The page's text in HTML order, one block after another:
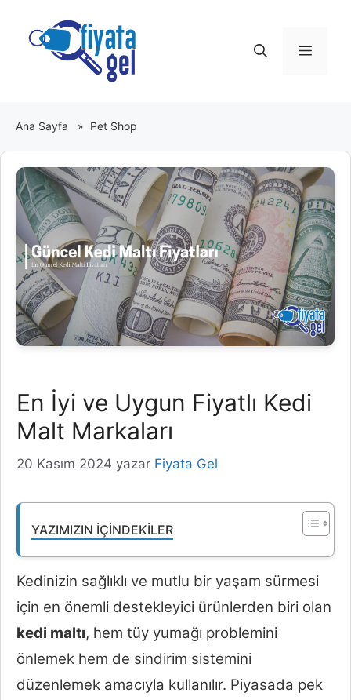
Menü
Ana Sayfa » Pet Shop
En İyi ve Uygun Fiyatlı Kedi
Malt Markaları
20 Kasım 2024 yazar Fiyata Gel
YAZIMIZIN İÇINDEKILER
Kedinizin sağlıklı ve mutlu bir yaşam sürmesi
için en önemli destekleyici ürünlerden biri olan
kedi maltı, hem tüy yumağı problemini
önlemek hem de sindirim sistemini
düzenlemek amacıyla kullanılır. Piyasada pek